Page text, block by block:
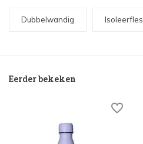
Dubbelwandig Isoleerfles
Eerder bekeken